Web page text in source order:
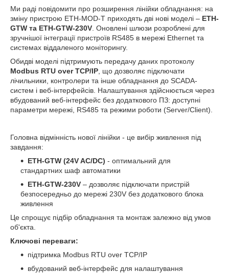
Ми раді повідомити про розширення лінійки обладнання: на
зміну пристрою ETH-MOD-T приходять дві нові моделі – ETH-
GTW та ETH-GTW-230V . Оновлені шлюзи розроблені для
зручнішої інтеграції пристроїв RS485 в мережі Ethernet та
системах віддаленого моніторингу.
Обидві моделі підтримують передачу даних протоколу
Modbus RTU over TCP/IP , що дозволяє підключати
лічильники, контролери та інше обладнання до SCADA-
систем і веб-інтерфейсів. Налаштування здійснюється через
вбудований веб-інтерфейс без додаткового ПЗ: доступні
параметри мережі, RS485 та режими роботи (Server/Client).
Головна відмінність нової лінійки - це вибір живлення під
завдання:
ETH-GTW (24V AC/DC) - оптимальний для
стандартних шаф автоматики
ETH-GTW-230V – дозволяє підключати пристрій
безпосередньо до мережі 230V без додаткового блока
живлення
Це спрощує підбір обладнання та монтаж залежно від умов
об'єкта.
Ключові переваги:
підтримка Modbus RTU over TCP/IP
вбудований веб-інтерфейс для налаштування